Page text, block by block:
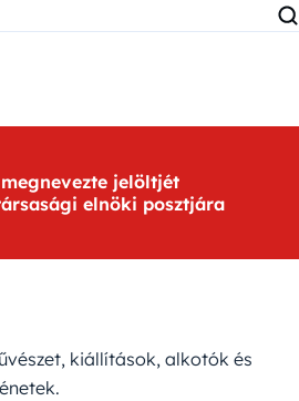
jelöltjét
elnöki posztjára
kiállítások, alkotók és